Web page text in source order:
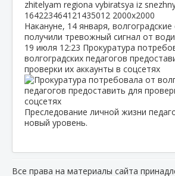
Накануне, 14 января, волгоградские
получили тревожный сигнал от
19 июля 12:23 Прокуратура
волгоградских педагогов
проверки их аккаунты в соцсетях
Преследование личной жизни
новый уровень.
Все права на материалы сайта